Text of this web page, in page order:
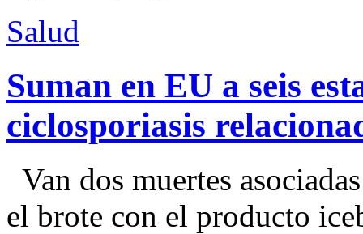
Salud
Suman en EU a seis
ciclosporiasis
Van dos muertes
el brote con el producto